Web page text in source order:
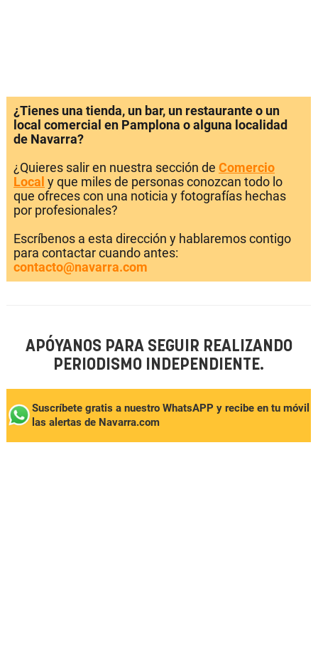
¿Tienes una tienda, un bar, un restaurante o un
local comercial en Pamplona o alguna localidad
de Navarra?
¿Quieres salir en nuestra sección de Comercio
Local y que miles de personas conozcan todo lo
que ofreces con una noticia y fotografías hechas
por profesionales?
Escríbenos a esta dirección y hablaremos contigo
para contactar cuando antes:
contacto@navarra.com
APÓYANOS PARA SEGUIR REALIZANDO
PERIODISMO INDEPENDIENTE.
Suscríbete gratis a nuestro WhatsAPP y recibe en tu móvil
las alertas de Navarra.com